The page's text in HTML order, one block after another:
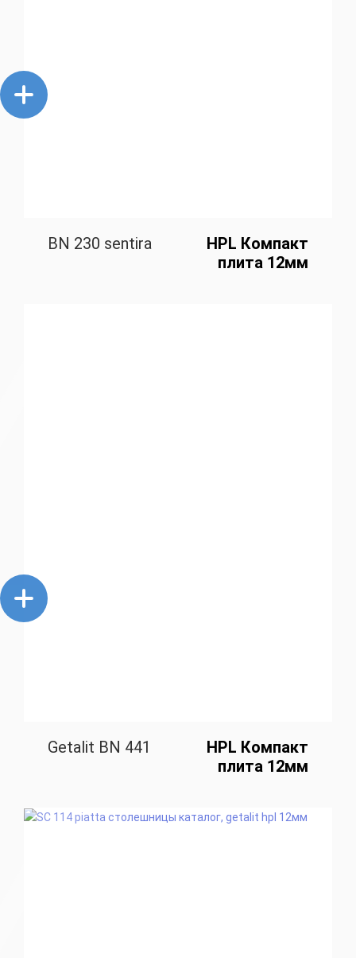
BN 230 sentira
HPL Компакт
плита 12мм
Getalit BN 441
HPL Компакт
плита 12мм